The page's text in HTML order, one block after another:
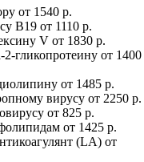
от 1540 р.
B19 от 1110 р.
V от 1830 р.
2-гликопротеину от 1400
от 1485 р.
вирусу от 2250 р.
от 825 р.
от 1425 р.
(LA) от